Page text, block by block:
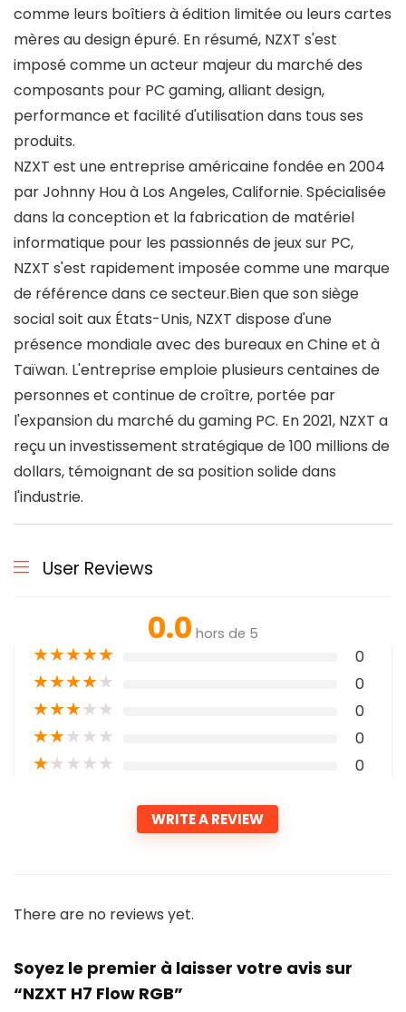
comme leurs boîtiers à édition limitée ou leurs cartes
mères au design épuré. En résumé, NZXT s'est
imposé comme un acteur majeur du marché des
composants pour PC gaming, alliant design,
performance et facilité d'utilisation dans tous ses
produits.
NZXT est une entreprise américaine fondée en 2004
par Johnny Hou à Los Angeles, Californie. Spécialisée
dans la conception et la fabrication de matériel
informatique pour les passionnés de jeux sur PC,
NZXT s'est rapidement imposée comme une marque
de référence dans ce secteur.Bien que son siège
social soit aux États-Unis, NZXT dispose d'une
présence mondiale avec des bureaux en Chine et à
Taïwan. L'entreprise emploie plusieurs centaines de
personnes et continue de croître, portée par
l'expansion du marché du gaming PC. En 2021, NZXT a
reçu un investissement stratégique de 100 millions de
dollars, témoignant de sa position solide dans
l'industrie.
User Reviews
0.0 hors de 5
★★★★★ 0
★★★★★ 0
★★★★★ 0
★★★★★ 0
★★★★★ 0
WRITE A REVIEW
There are no reviews yet.
Soyez le premier à laisser votre avis sur
“NZXT H7 Flow RGB”